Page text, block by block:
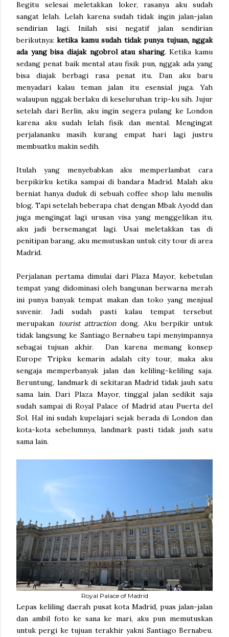
Begitu selesai meletakkan loker, rasanya aku sudah
sangat lelah. Lelah karena sudah tidak ingin jalan-jalan
sendirian lagi. Inilah sisi negatif jalan sendirian
berikutnya:ketika kamu sudah tidak punya tujuan, nggak
ada yang bisa diajak ngobrol atau sharing. Ketika kamu
sedang penat baik mental atau fisik pun, nggak ada yang
bisa diajak berbagi rasa penat itu. Dan aku baru
menyadari kalau teman jalan itu esensial juga. Yah
walaupun nggak berlaku di keseluruhan trip-ku sih. Jujur
setelah dari Berlin, aku ingin segera pulang ke London
karena aku sudah lelah fisik dan mental. Mengingat
perjalananku masih kurang empat hari lagi justru
membuatku makin sedih.
Itulah yang menyebabkan aku memperlambat cara
berpikirku ketika sampai di bandara Madrid. Malah aku
berniat hanya duduk di sebuah coffee shop lalu menulis
blog. Tapi setelah beberapa chat dengan Mbak Ayodd dan
juga mengingat lagi urusan visa yang menggelikan itu,
aku jadi bersemangat lagi. Usai meletakkan tas di
penitipan barang, aku memutuskan untuk city tour di area
Madrid.
Perjalanan pertama dimulai dari Plaza Mayor, kebetulan
tempat yang didominasi oleh bangunan berwarna merah
ini punya banyak tempat makan dan toko yang menjual
suvenir. Jadi sudah pasti kalau tempat tersebut
merupakan tourist attractiondong. Aku berpikir untuk
tidak langsung ke Santiago Bernabeu tapi menyimpannya
sebagai tujuan akhir. Dan karena memang konsep
Europe Tripku kemarin adalah city tour, maka aku
sengaja memperbanyak jalan dan keliling-keliling saja.
Beruntung, landmark di sekitaran Madrid tidak jauh satu
sama lain. Dari Plaza Mayor, tinggal jalan sedikit saja
sudah sampai di Royal Palace of Madrid atau Puerta del
Sol. Hal ini sudah kupelajari sejak berada di London dan
kota-kota sebelumnya, landmark pasti tidak jauh satu
sama lain.
Royal Palace of Madrid
Lepas keliling daerah pusat kota Madrid, puas jalan-jalan
dan ambil foto ke sana ke mari, aku pun memutuskan
untuk pergi ke tujuan terakhir yakni Santiago Bernabeu.